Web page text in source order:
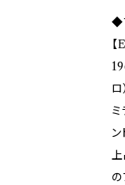
◆
ロ
ン
上
の